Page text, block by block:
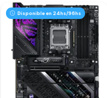
Disponible en 24hs/96hs